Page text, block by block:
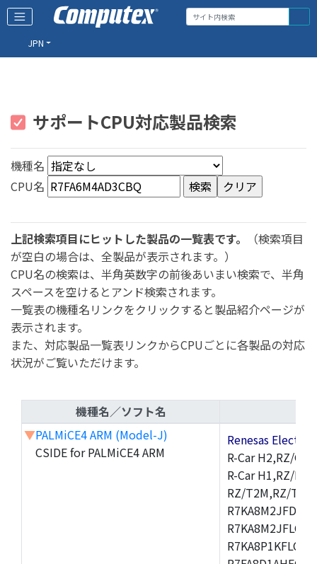
JPN
サポートCPU対応製品検索
機種名
CPU名
上記検索項目にヒットした製品の一覧表です。
（検索項目
が空白の場合は、全製品が表示されます。）
CPU名の検索は、半角英数字の前後あいまい検索で、半角
スペースを空けるとアンド検索されます。
一覧表の機種名リンクをクリックすると製品紹介ページが
表示されます。
また、対応製品一覧表リンクからCPUごとに各製品の対応
状況がご覧いただけます。
機種名／ソフト名
▼PALMiCE4 ARM (Model-J)
CSIDE for PALMiCE4 ARM
Renesas
R-Car H2,RZ/
R-Car H1,RZ/
RZ/T2M,RZ/